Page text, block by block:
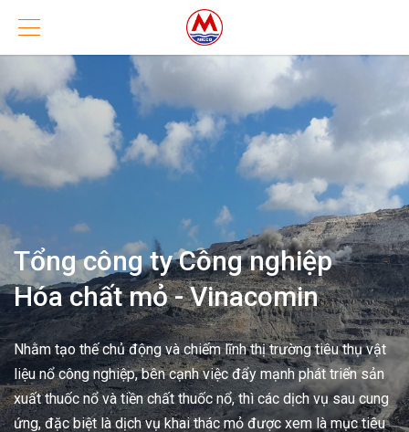
Tổng công ty Công nghiệp
Hóa chất mỏ - Vinacomin
Nhằm tạo thế chủ động và chiếm lĩnh thị trường tiêu thụ vật
liệu nổ công nghiệp, bên cạnh việc đẩy mạnh phát triển sản
xuất thuốc nổ và tiền chất thuốc nổ, thì các dịch vụ sau cung
ứng, đặc biệt là dịch vụ khai thác mỏ được xem là mục tiêu